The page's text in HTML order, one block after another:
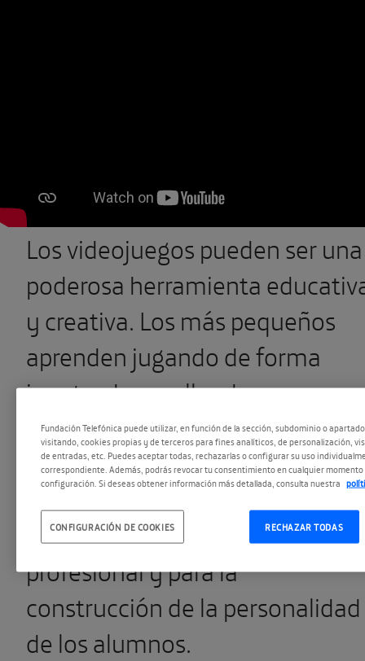
Los videojuegos pueden ser una
poderosa herramienta
y creativa. Los más pequeños
aprenden jugando de forma
innata, desarrollando sus
herramientas creativas en el
proceso. En el futuro, la
creatividad resultará
imprescindible para el ejercicio
profesional y para la
construcción de la personalidad
de los alumnos.
Fundación Telefónica puede utilizar, en función de la sección, subdominio o
visitando, cookies propias y de terceros para fines analíticos, de personalización,
de entradas, etc. Puedes aceptar todas, rechazarlas o configurar su uso
correspondiente. Además, podrás revocar tu consentimiento en cualquier momento
configuración. Si deseas obtener información más detallada, consulta nuestra
RECHAZAR TODAS
CONFIGURACIÓN DE COOKIES